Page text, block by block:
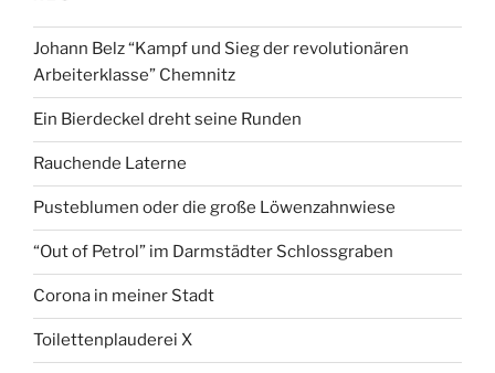
Johann Belz “Kampf und Sieg der revolutionären
Arbeiterklasse” Chemnitz
Ein Bierdeckel dreht seine Runden
Rauchende Laterne
Pusteblumen oder die große Löwenzahnwiese
“Out of Petrol” im Darmstädter Schlossgraben
Corona in meiner Stadt
Toilettenplauderei X